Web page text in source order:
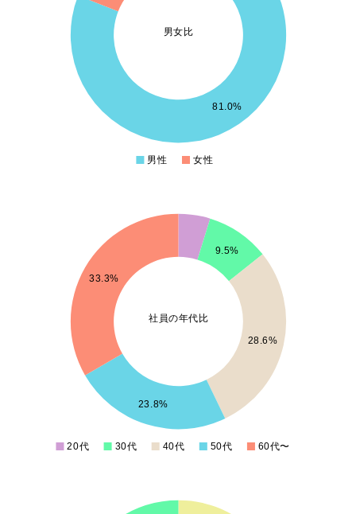
男女比
81.0%
男性 女性
社員の年代比
9.5%
28.6%
23.8%
33.3%
0
20代 30代 40代 50代 60代〜